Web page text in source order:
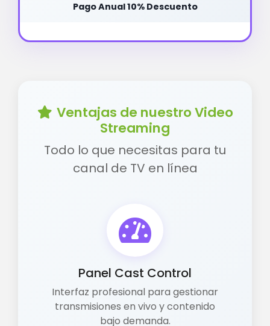
Pago Anual 10% Descuento
Ventajas de nuestro Video
Streaming
Todo lo que necesitas para tu
canal de TV en línea
Panel Cast Control
Interfaz profesional para gestionar
transmisiones en vivo y contenido
bajo demanda.